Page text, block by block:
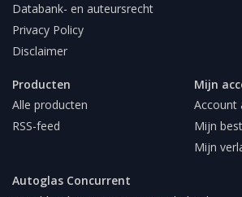
Databank- en auteursrecht
Privacy Policy
Disclaimer
Producten
Alle producten
RSS-feed
Mijn
Account
Mijn
Mijn
Autoglas Concurrent